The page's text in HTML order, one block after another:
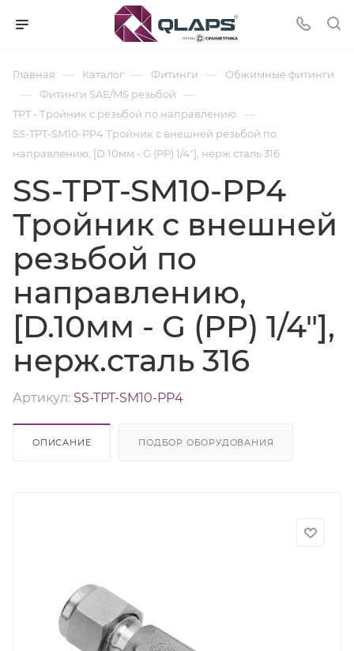
Главная — Каталог — Фитинги — Обжимные фитинги
— Фитинги SAE/MS резьбой —
TPT - Тройник с резьбой по направлению —
SS-TPT-SM10-PP4 Тройник с внешней резьбой по
направлению, [D.10мм - G (PP) 1/4"], нерж.сталь 316
SS-TPT-SM10-PP4
Тройник с внешней
резьбой по
направлению,
[D.10мм - G (PP) 1/4"],
нерж.сталь 316
Артикул: SS-TPT-SM10-PP4
ОПИСАНИЕ ПОДБОР ОБОРУДОВАНИЯ